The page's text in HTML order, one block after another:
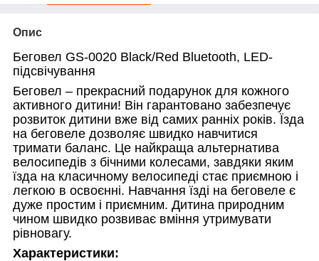
Опис
Беговел GS-0020 Black/Red Bluetooth, LED-
підсвічування
Беговел – прекрасний подарунок для кожного
активного дитини! Він гарантовано забезпечує
розвиток дитини вже від самих ранніх років. Їзда
на беговеле дозволяє швидко навчитися
тримати баланс. Це найкраща альтернатива
велосипедів з бічними колесами, завдяки яким
їзда на класичному велосипеді стає приємною і
легкою в освоєнні. Навчання їзді на беговеле є
дуже простим і приємним. Дитина природним
чином швидко розвиває вміння утримувати
рівновагу.
Характеристики: